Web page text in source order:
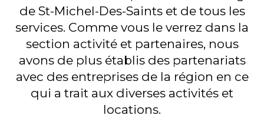
de St-Michel-Des-Saints et de tous les
services. Comme vous le verrez dans la
section activité et partenaires, nous
avons de plus établis des partenariats
avec des entreprises de la région en ce
qui a trait aux diverses activités et
locations.